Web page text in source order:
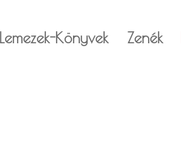
Lemezek-Könyvek Zenék